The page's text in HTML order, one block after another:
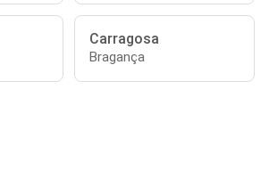
Carragosa
Bragança